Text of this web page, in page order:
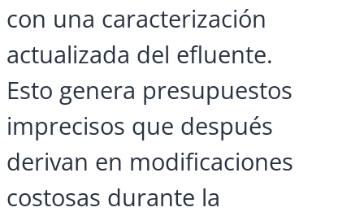
con una caracterización
actualizada del efluente.
Esto genera presupuestos
imprecisos que después
derivan en modificaciones
costosas durante la